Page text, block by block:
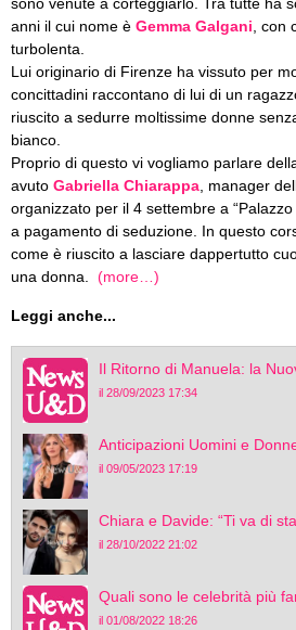
anni il cui nome è Gemma Galgani ,
turbolenta.
Lui originario di Firenze ha vissuto per
concittadini raccontano di lui di un
riuscito a sedurre moltissime donne
bianco.
Proprio di questo vi vogliamo parlare
avuto Gabriella Chiarappa , manager
organizzato per il 4 settembre a
a pagamento di seduzione. In questo
come è riuscito a lasciare dappertutto
una donna. (more…)
Leggi anche...
Il Ritorno di Manuela: la
il 28/09/2023 17:34
Anticipazioni Uomini e
il 09/05/2023 17:19
Chiara e Davide: “Ti va di
il 28/10/2022 21:02
Quali sono le celebrità più
il 01/08/2022 18:26